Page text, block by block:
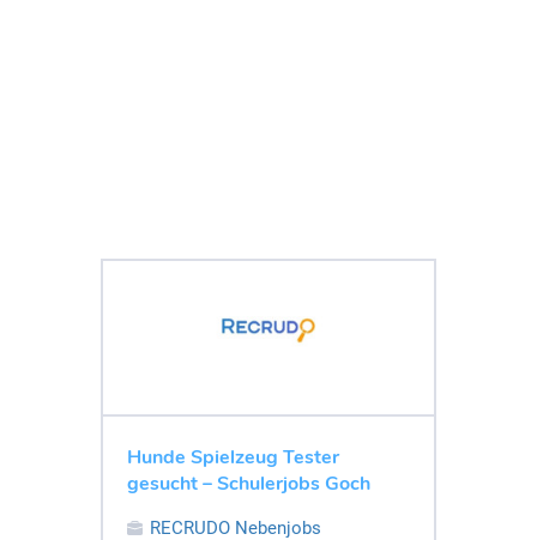
Hunde Spielzeug Tester
gesucht – Schulerjobs Goch
RECRUDO Nebenjobs